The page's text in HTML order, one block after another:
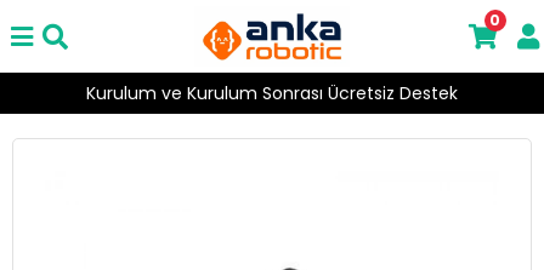
Kurulum ve Kurulum Sonrası Ücretsiz Destek
0